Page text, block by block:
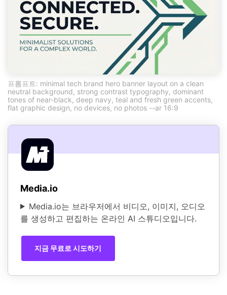
프롬프트: minimal tech brand hero banner layout on a clean
neutral background, strong contrast typography, dominant
tones of near-black, deep navy, teal and fresh green accents,
flat graphic design, no devices, no photos --ar 16:9
Media.io
Media.io는 브라우저에서 비디오, 이미지, 오디오
를 생성하고 편집하는 온라인 AI 스튜디오입니다.
지금 무료로 시도하기